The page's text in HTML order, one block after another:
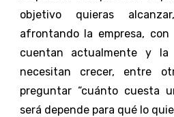
objetivo quieras
afrontando la empresa,
cuentan actualmente y
necesitan crecer, entre
preguntar “cuánto cuesta
será depende para qué lo